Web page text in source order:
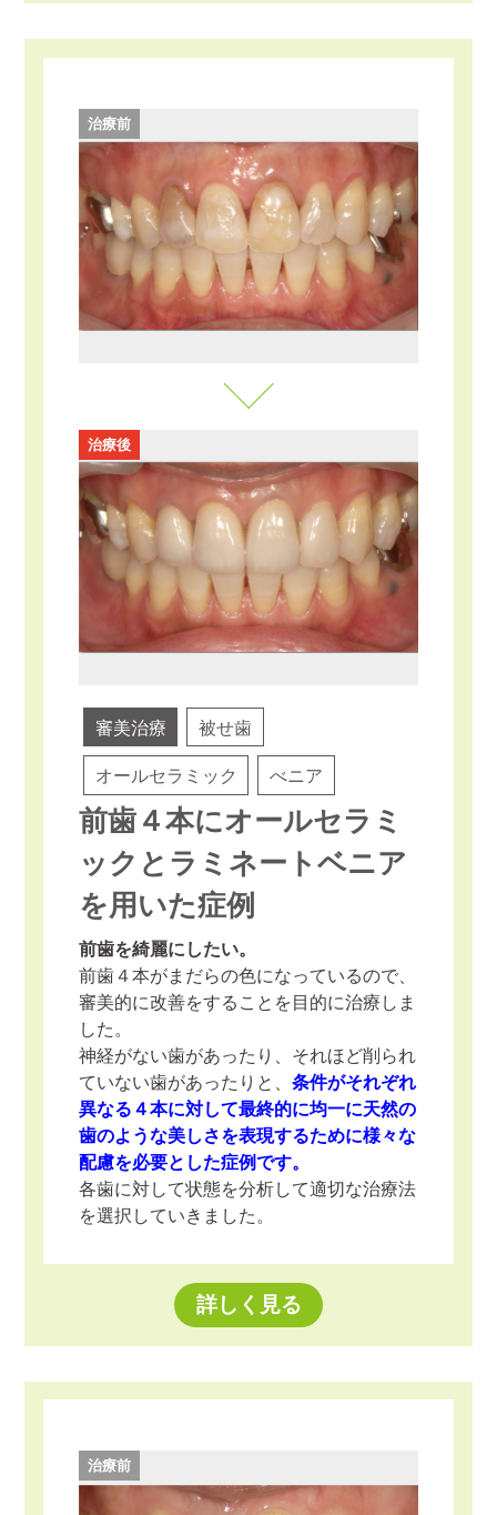
治療前
治療後
審美治療 被せ歯
オールセラミック べニア
前歯４本にオールセラミ
ックとラミネートベニア
を用いた症例
前歯を綺麗にしたい。
前歯４本がまだらの色になっているので、
審美的に改善をすることを目的に治療しま
した。
神経がない歯があったり、それほど削られ
ていない歯があったりと、条件がそれぞれ
異なる４本に対して最終的に均一に天然の
歯のような美しさを表現するために様々な
配慮を必要とした症例です。
各歯に対して状態を分析して適切な治療法
を選択していきました。
詳しく見る
治療前